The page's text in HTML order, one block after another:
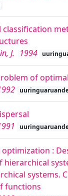
classification
J. 1994
of
:
systems.
functions